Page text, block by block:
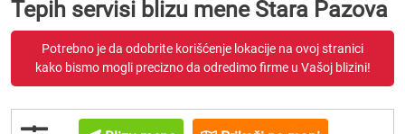
Tepih servisi blizu mene Stara Pazova
Potrebno je da odobrite korišćenje lokacije na ovoj stranici
kako bismo mogli precizno da odredimo firme u Vašoj blizini!